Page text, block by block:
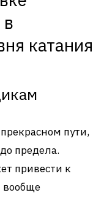
катания
пути,
предела.
привести к